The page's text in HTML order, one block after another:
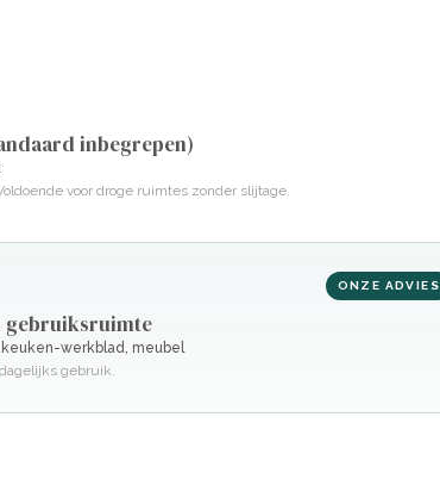
inbegrepen)
voor droge ruimtes zonder slijtage.
ONZE ADVIES
gebruiksruimte
keuken-werkblad, meubel
gebruik.